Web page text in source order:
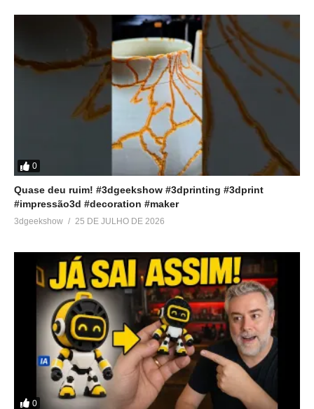
0
Quase deu ruim! #3dgeekshow #3dprinting #3dprint
#impressão3d #decoration #maker
3dgeekshow 25 DE JULHO DE 2026
0